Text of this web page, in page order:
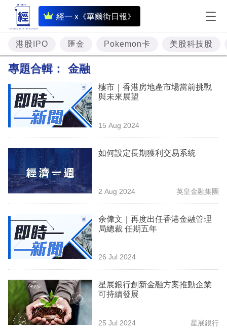
經一 x《華爾街日報》
即
時
財
經
投
資
樓
市
理
業
科
技
職
場
生
港股IPO 匯金 Pokemon卡 美股科技股
專題合輯： 金融
樓市｜香港房地產市場當前挑戰
與未來展望
15 Aug 2024
如何設定長期獲利交易系統
2 Aug 2024 英皇金融集團
余偉文｜再度出任香港金融管理
局總裁 任期五年
26 Jul 2024
星展銀行創新金融方案推動企業
可持續發展
25 Jul 2024 星展銀行